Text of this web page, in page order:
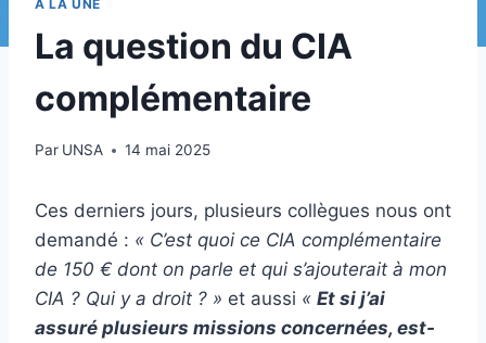
A LA UNE
La question du CIA
complémentaire
Par UNSA 14 mai 2025
Ces derniers jours, plusieurs collègues nous ont
demandé : « C’est quoi ce CIA complémentaire
de 150 € dont on parle et qui s’ajouterait à mon
CIA ? Qui y a droit ? » et aussi « Et si j’ai
assuré plusieurs missions concernées, est-